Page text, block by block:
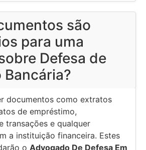
são
para uma
Defesa de
Bancária?
documentos como extratos
de empréstimo,
transações e qualquer
a instituição financeira. Estes
o Advogado De Defesa Em